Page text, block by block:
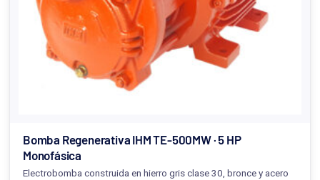
Bomba Regenerativa IHM TE-500MW · 5 HP
Monofásica
Electrobomba construida en hierro gris clase 30, bronce y acero